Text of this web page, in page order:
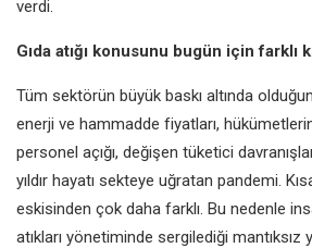
verdi.
Gıda atığı konusunu bugün için farklı
Tüm sektörün büyük baskı altında
enerji ve hammadde fiyatları,
personel açığı, değişen tüketici
yıldır hayatı sekteye uğratan pandemi.
eskisinden çok daha farklı. Bu nedenle
atıkları yönetiminde sergilediği mantıksız